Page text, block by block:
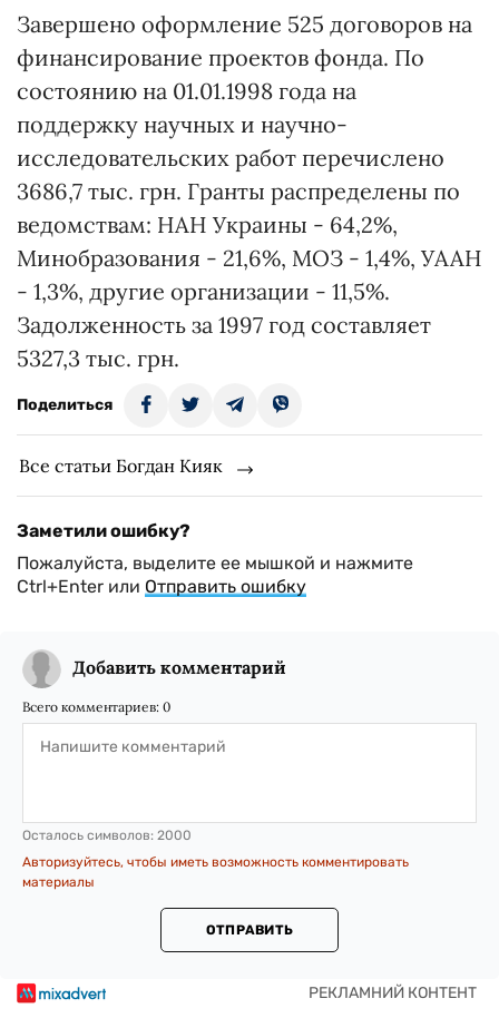
Завершено оформление 525 договоров на
финансирование проектов фонда. По
состоянию на 01.01.1998 года на
поддержку научных и научно-
исследовательских работ перечислено
3686,7 тыс. грн. Гранты распределены по
ведомствам: НАН Украины - 64,2%,
Минобразования - 21,6%, МОЗ - 1,4%, УААН
- 1,3%, другие организации - 11,5%.
Задолженность за 1997 год составляет
5327,3 тыс. грн.
Поделиться
Все статьи Богдан Кияк
Заметили ошибку?
Пожалуйста, выделите ее мышкой и нажмите
Ctrl+Enter или Отправить ошибку
Добавить комментарий
Всего комментариев: 0
Осталось символов: 2000
Авторизуйтесь, чтобы иметь возможность комментировать
материалы
ОТПРАВИТЬ